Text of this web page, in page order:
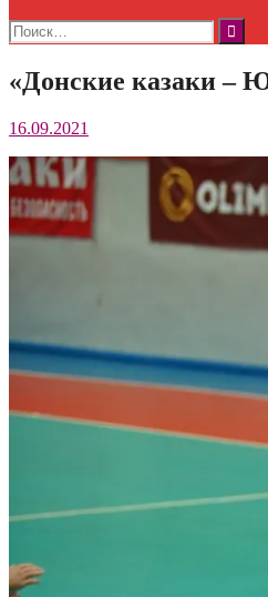
Найти:
«Донские казаки –
16.09.2021